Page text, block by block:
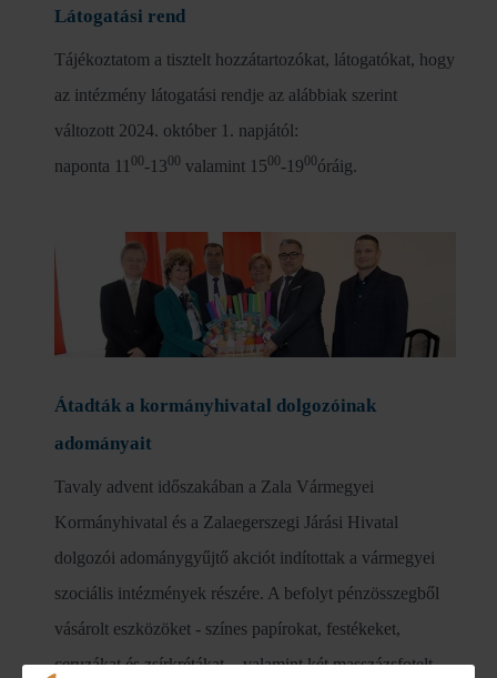
Látogatási rend
Tájékoztatom a tisztelt hozzátartozókat, látogatókat, hogy
az intézmény látogatási rendje az alábbiak szerint
változott 2024. október 1. napjától:
naponta 11 00-1300 valamint 1500-1900óráig.
Átadták a kormányhivatal dolgozóinak
adományait
Tavaly advent időszakában a Zala Vármegyei
Kormányhivatal és a Zalaegerszegi Járási Hivatal
dolgozói adománygyűjtő akciót indítottak a vármegyei
szociális intézmények részére. A befolyt pénzösszegből
vásárolt eszközöket - színes papírokat, festékeket,
ceruzákat és zsírkrétákat -, valamint két masszázsfotelt